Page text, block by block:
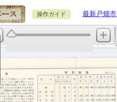
操作ガイド 最新戸畑